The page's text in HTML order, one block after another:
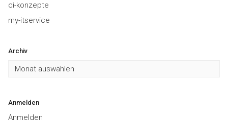
ci-konzepte
my-itservice
Archiv
Archiv
Anmelden
Anmelden